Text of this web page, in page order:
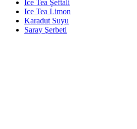
Ice Tea Şeftali
Ice Tea Limon
Karadut Suyu
Saray Şerbeti